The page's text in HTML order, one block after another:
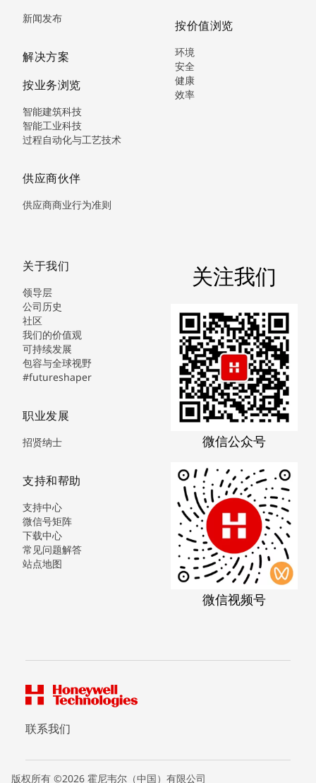
新闻发布
解决方案
按业务浏览
智能建筑科技
智能工业科技
过程自动化与工艺技术
供应商伙伴
供应商商业行为准则
按价值浏览
环境
安全
健康
效率
关于我们
领导层
公司历史
社区
我们的价值观
可持续发展
包容与全球视野
#futureshaper
职业发展
招贤纳士
支持和帮助
支持中心
微信号矩阵
下载中心
常见问题解答
站点地图
关注我们
微信公众号
微信视频号
联系我们
版权所有 ©2026 霍尼韦尔（中国）有限公司